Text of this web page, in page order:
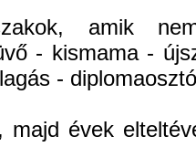
amik
- kismama -
-
majd évek